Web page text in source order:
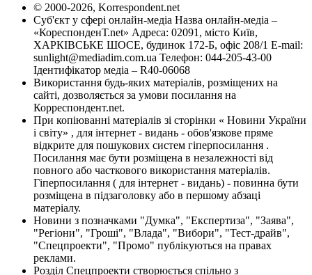
© 2000-2026, Korrespondent.net
Суб'єкт у сфері онлайн-медіа Назва онлайн-медіа –
«КореспонденТ.net» Адреса: 02091, місто Київ,
ХАРКІВСЬКЕ ШОСЕ, будинок 172-Б, офіс 208/1 E-mail:
sunlight@mediadim.com.ua Телефон: 044-205-43-00
Ідентифікатор медіа – R40-06068
Використання будь-яких матеріалів, розміщених на
сайті, дозволяється за умови посилання на
Корреспондент.net.
При копіюванні матеріалів зі сторінки « Новини України
і світу» , для інтернет - видань - обов'язкове пряме
відкрите для пошукових систем гіперпосилання .
Посилання має бути розміщена в незалежності від
повного або часткового використання матеріалів.
Гіперпосилання ( для інтернет - видань) - повинна бути
розміщена в підзаголовку або в першому абзаці
матеріалу.
Новини з позначками "Думка", "Експертиза", "Заява",
"Регіони", "Гроші", "Влада", "Вибори", "Тест-драйв",
"Спецпроекти", "Промо" публікуються на правах
реклами.
Розділ Спецпроекти створюється спільно з